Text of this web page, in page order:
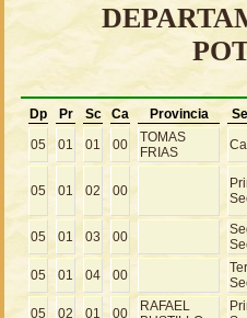
Dp Pr Sc Ca Provincia
05
01 01 00
TOMAS
FRIAS
05 01 02 00
05 01 03 00
05 01 04 00
05 02 01 00
RAFAEL